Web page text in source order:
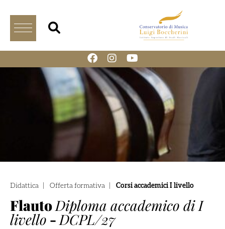
Didattica Offerta formativa Corsi accademici I livello
FlautoDiploma accademico di I
livello - DCPL/27